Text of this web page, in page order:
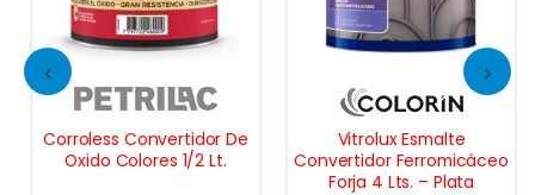
Corroless Convertidor De
Oxido Colores 1/2 Lt.
Vitrolux Esmalte
Convertidor Ferromicáceo
Forja 4 Lts. – Plata